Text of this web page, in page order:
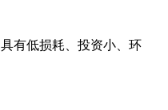
有低损耗、投资小、环